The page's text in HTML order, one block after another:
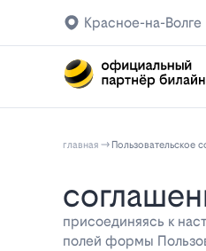
Красное-на-Волге
главная Пользовательское
присоединяясь к
полей формы